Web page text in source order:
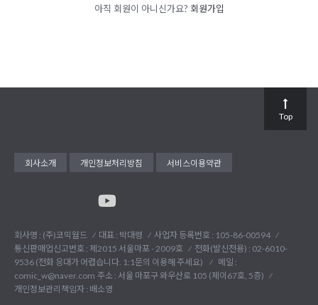
아직 회원이 아니신가요? 회원가입
회사소개 개인정보처리방침 서비스이용약관
회사명 : (주)코믹월드 대표 : 박대령
사업자 등록번호 : 105-86-00594
통신판매업신고번호 : 제2015 서울마포 - 2009호
전화(발신전용) : 02-6010-
9536 (전화 응대가 어렵습니다. 1:1문의 이용해 주세요)
메일 :
comic_w@naver.com 주소 : 서울 마포구 와우산로 105 (제이67호, 5층)
개인정보관리책임자 : 배소영
Top